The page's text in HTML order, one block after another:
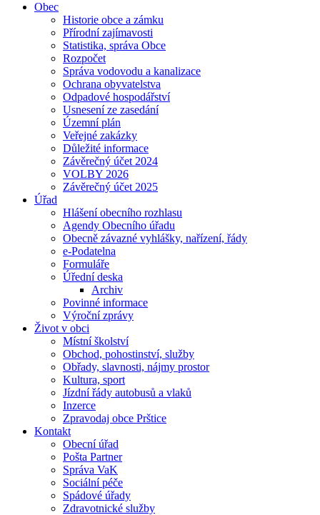
Obec
Historie obce a zámku
Přírodní zajímavosti
Statistika, správa Obce
Rozpočet
Správa vodovodu a kanalizace
Ochrana obyvatelstva
Odpadové hospodářství
Usnesení ze zasedání
Územní plán
Veřejné zakázky
Důležité informace
Závěrečný účet 2024
VOLBY 2026
Závěrečný účet 2025
Úřad
Hlášení obecního rozhlasu
Agendy Obecního úřadu
Obecně závazné vyhlášky, nařízení, řády
e-Podatelna
Formuláře
Úřední deska
Archiv
Povinné informace
Výroční zprávy
Život v obci
Místní školství
Obchod, pohostinství, služby
Obřady, slavnosti, nájmy prostor
Kultura, sport
Jízdní řády autobusů a vlaků
Inzerce
Zpravodaj obce Prštice
Kontakt
Obecní úřad
Pošta Partner
Správa VaK
Sociální péče
Spádové úřady
Zdravotnické služby